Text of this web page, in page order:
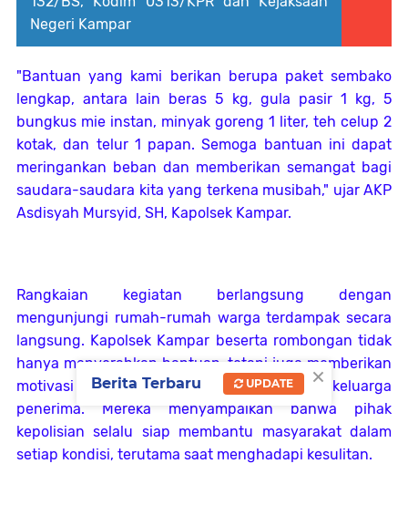
Negeri Kampar
"Bantuan yang kami berikan berupa paket sembako
lengkap, antara lain beras 5 kg, gula pasir 1 kg, 5
bungkus mie instan, minyak goreng 1 liter, teh celup 2
kotak, dan telur 1 papan. Semoga bantuan ini dapat
meringankan beban dan memberikan semangat bagi
saudara-saudara kita yang terkena musibah," ujar AKP
Asdisyah Mursyid, SH, Kapolsek Kampar.
Rangkaian kegiatan berlangsung dengan
mengunjungi rumah-rumah warga terdampak secara
langsung. Kapolsek Kampar beserta rombongan tidak
hanya menyerahkan bantuan, tetapi juga memberikan
motivasi dan semangat kepada setiap keluarga
penerima. Mereka menyampaikan bahwa pihak
kepolisian selalu siap membantu masyarakat dalam
setiap kondisi, terutama saat menghadapi kesulitan.
×
Berita Terbaru UPDATE